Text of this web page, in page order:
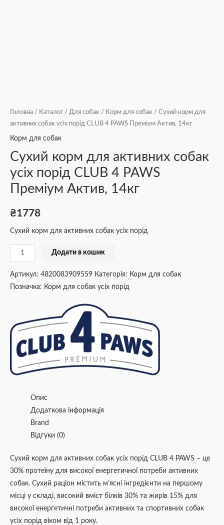
Головна / Каталог / Для собак / Корм для собак / Сухий корм для
активних собак усіх порід CLUB 4 PAWS Преміум Актив, 14кг
Корм для собак
Сухий корм для активних собак
усіх порід CLUB 4 PAWS
Преміум Актив, 14кг
₴1778
Сухий корм для активних собак усіх порід
Додати в кошик
Артикул: 4820083909559 Категорія: Корм для собак
Позначка: Корм для собак усіх порід
Опис
Додаткова інформація
Brand
Відгуки (0)
Сухий корм для активних собак усіх порід CLUB 4 PAWS – це
30% протеїну для високої енергетичної потреби активних
собак. Сухий раціон містить м’ясні інгредієнти на першому
місці у складі, високий вміст білків 30% та жирів 15% для
високої енергетичні потреби активних та спортивних собак
усіх порід віком від 1 року.